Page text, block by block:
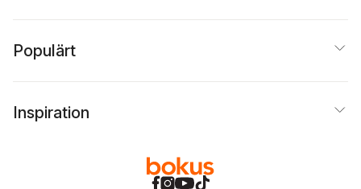
Populärt
Inspiration